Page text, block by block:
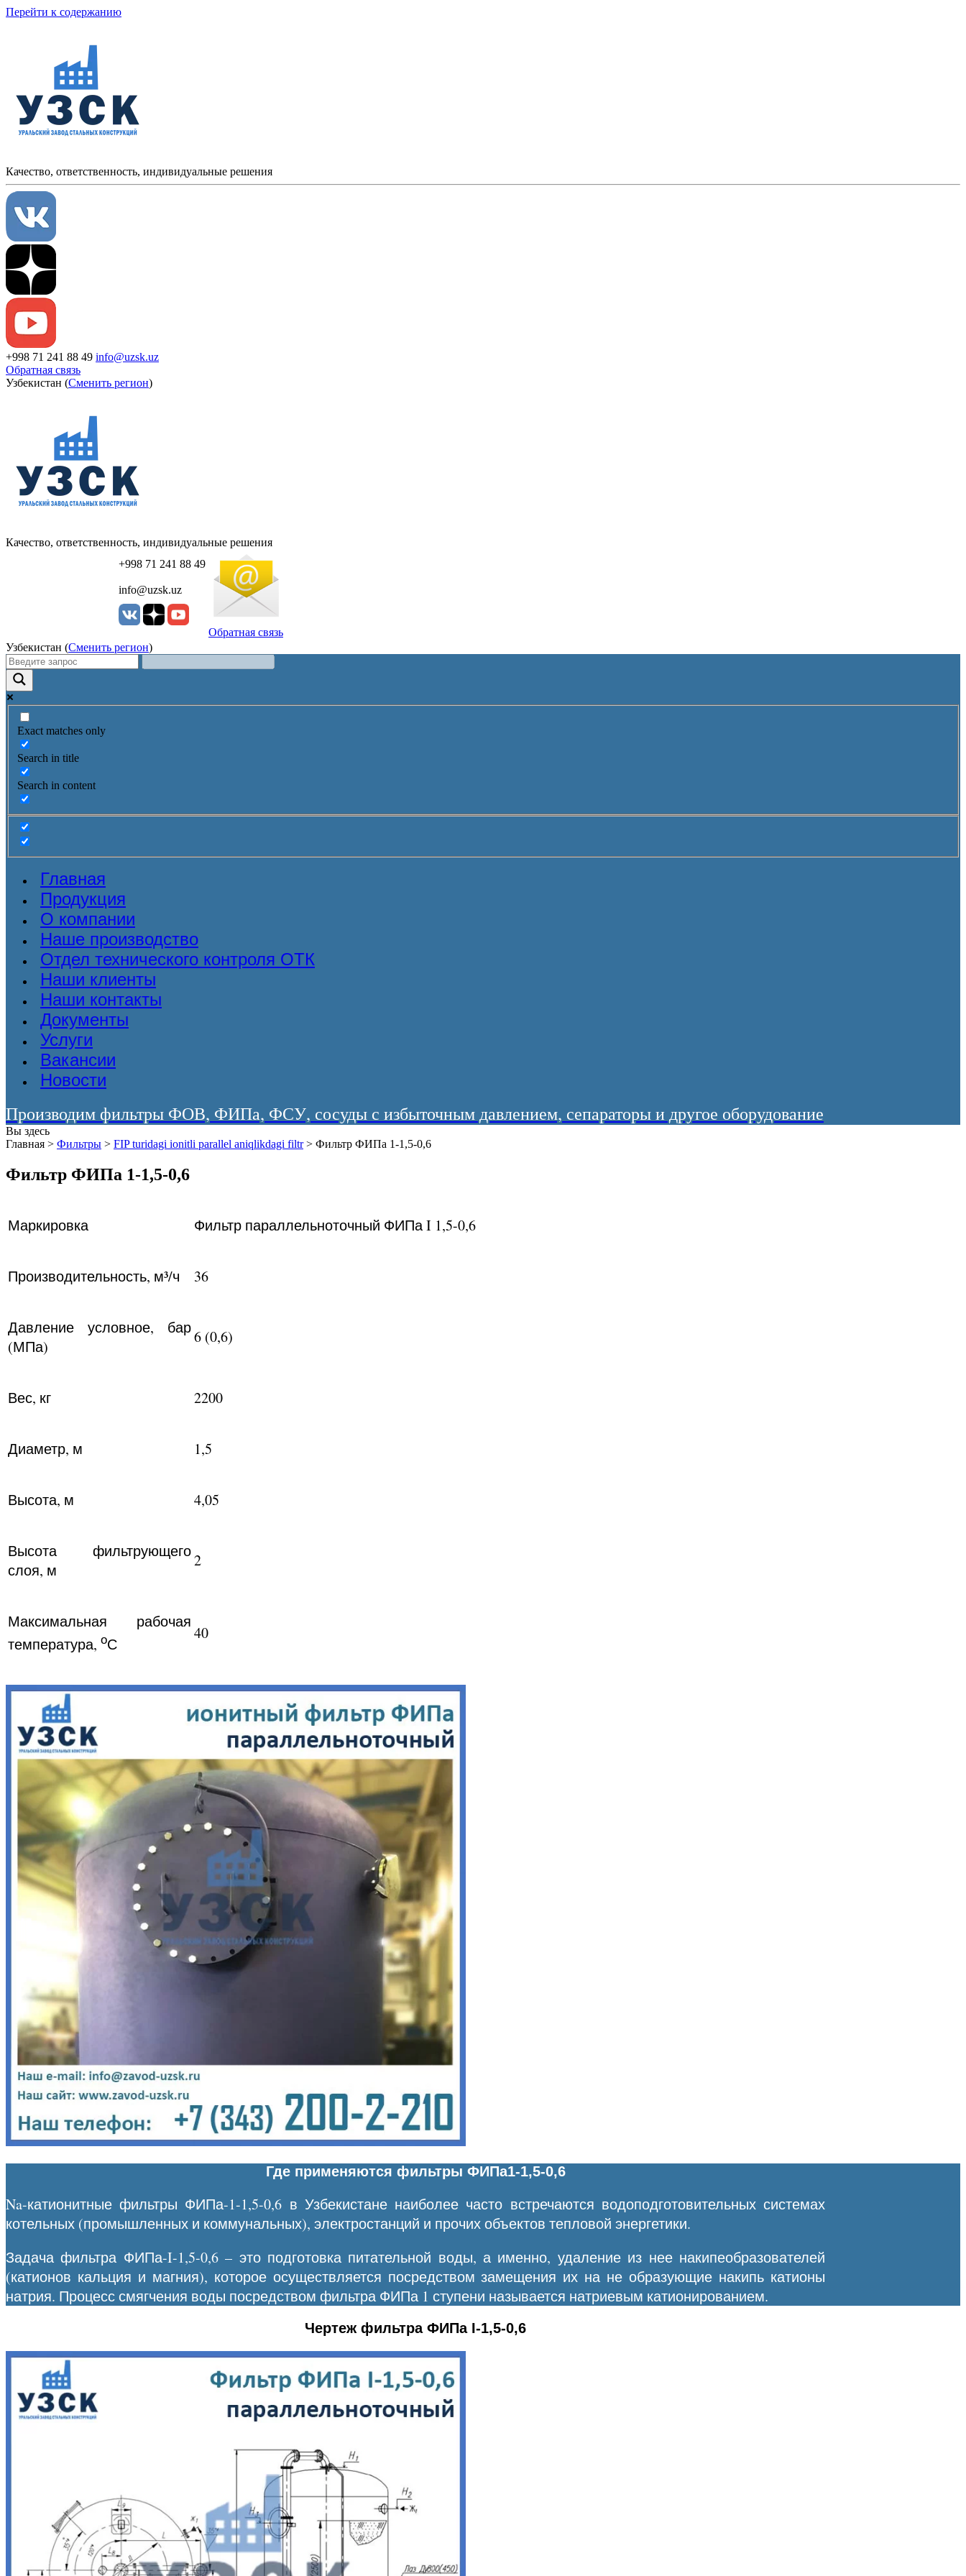
Перейти к содержанию
Качество, ответственность, индивидуальные решения
+998 71 241 88 49 info@uzsk.uz
Обратная связь
Узбекистан (Сменить регион)
Качество, ответственность, индивидуальные решения
+998 71 241 88 49
info@uzsk.uz
Обратная связь
Узбекистан (Сменить регион)
Exact matches only
Search in title
Search in content
Главная
Продукция
О компании
Наше производство
Отдел технического контроля ОТК
Наши клиенты
Наши контакты
Документы
Услуги
Вакансии
Новости
Производим фильтры ФОВ, ФИПа, ФСУ, сосуды с избыточным давлением, сепараторы и другое оборудование
Вы здесь
Главная > Фильтры > FIP turidagi ionitli parallel aniqlikdagi filtr > Фильтр ФИПа 1-1,5-0,6
Фильтр ФИПа 1-1,5-0,6
Маркировка Фильтр параллельноточный ФИПа I 1,5-0,6
Производительность, м³/ч 36
Давление условное, бар
(МПа)
6 (0,6)
Вес, кг 2200
Диаметр, м 1,5
Высота, м 4,05
Высота фильтрующего
слоя, м
2
Максимальная рабочая
температура, оС
40
Где применяются фильтры ФИПа1-1,5-0,6
Na-катионитные фильтры ФИПа-1-1,5-0,6 в Узбекистане наиболее часто встречаются водоподготовительных системах
котельных (промышленных и коммунальных), электростанций и прочих объектов тепловой энергетики.
Задача фильтра ФИПа-I-1,5-0,6 – это подготовка питательной воды, а именно, удаление из нее накипеобразователей
(катионов кальция и магния), которое осуществляется посредством замещения их на не образующие накипь катионы
натрия. Процесс смягчения воды посредством фильтра ФИПа 1 ступени называется натриевым катионированием.
Чертеж фильтра ФИПа I-1,5-0,6